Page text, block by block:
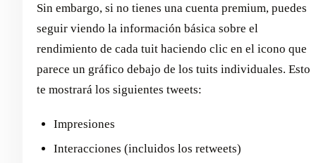
Sin embargo, si no tienes una cuenta premium, puedes
seguir viendo la información básica sobre el
rendimiento de cada tuit haciendo clic en el icono que
parece un gráfico debajo de los tuits individuales. Esto
te mostrará los siguientes tweets:
Impresiones
Interacciones (incluidos los retweets)